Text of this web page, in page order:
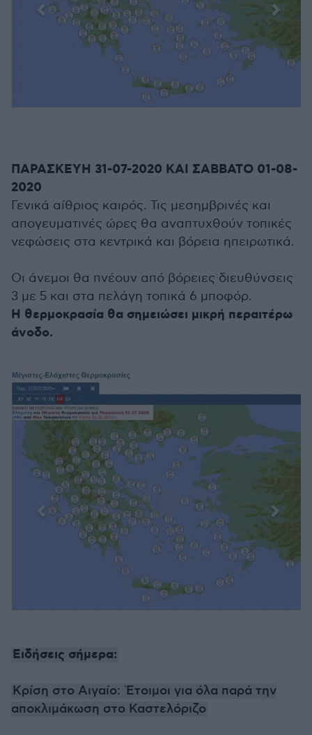
ΠΑΡΑΣΚΕΥΗ 31-07-2020 ΚΑΙ ΣΑΒΒΑΤΟ 01-08-
2020
Γενικά αίθριος καιρός. Τις μεσημβρινές και
απογευματινές ώρες θα αναπτυχθούν τοπικές
νεφώσεις στα κεντρικά και βόρεια ηπειρωτικά.
Οι άνεμοι θα πνέουν από βόρειες διευθύνσεις
3 με 5 και στα πελάγη τοπικά 6 μποφόρ.
Η θερμοκρασία θα σημειώσει μικρή περαιτέρω
άνοδο.
Ειδήσεις σήμερα:
Κρίση στο Αιγαίο: Έτοιμοι για όλα παρά την
αποκλιμάκωση στο Καστελόριζο